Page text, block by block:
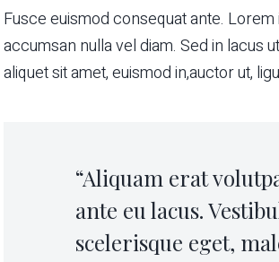
Fusce euismod consequat ante.
accumsan nulla vel diam. Sed in lacus
aliquet sit amet, euismod in,auctor ut,
“Aliquam erat
ante eu lacus.
scelerisque eget,